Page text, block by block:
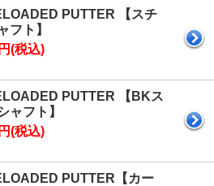
PUTTER 【スチ
フト】
(税込)
PUTTER 【BKス
ャフト】
(税込)
PUTTER【カー